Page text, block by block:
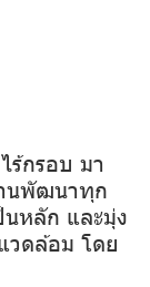
ร้กรอบ มา
นพัฒนาทุก
นหลัก และมุ่ง
วดล้อม โดย